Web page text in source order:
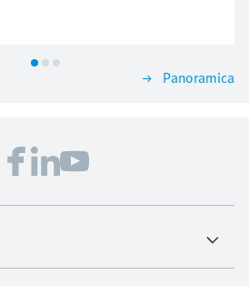
dell'automazione industriale,
rapidamente i problemi, evitare
garantire la continuità dellaPanoramica